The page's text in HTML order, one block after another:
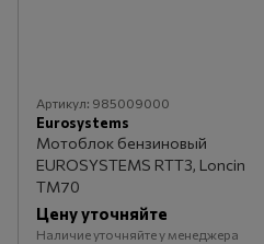
Артикул: 985009000
Eurosystems
Мотоблок бензиновый
EUROSYSTEMS RTT3, Loncin
TM70
Цену уточняйте
Наличие уточняйте у менеджера